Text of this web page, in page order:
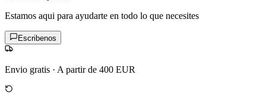
Estamos aqui para ayudarte en todo lo que necesites
Escribenos
Envio gratis · A partir de 400 EUR